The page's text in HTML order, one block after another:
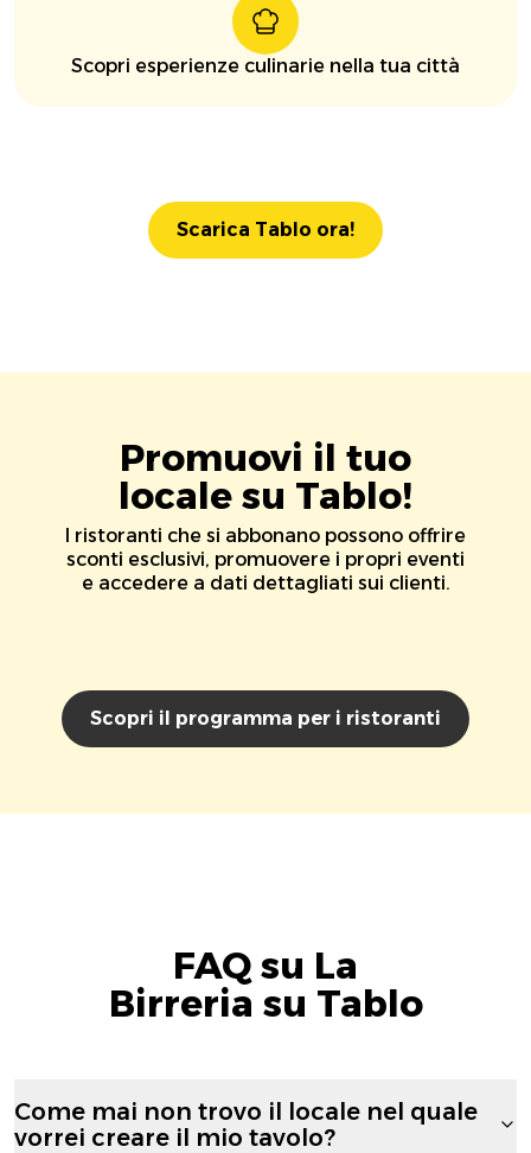
Scopri esperienze culinarie nella tua città
Scarica Tablo ora!
Promuovi il tuo
locale su Tablo!
I ristoranti che si abbonano possono offrire
sconti esclusivi, promuovere i propri eventi
e accedere a dati dettagliati sui clienti.
Scopri il programma per i ristoranti
FAQ su La
Birreria su Tablo
Come mai non trovo il locale nel quale
vorrei creare il mio tavolo?